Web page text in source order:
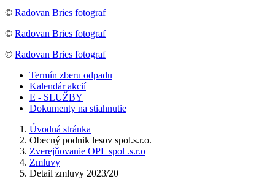
© Radovan Bries fotograf
© Radovan Bries fotograf
© Radovan Bries fotograf
Termín zberu odpadu
Kalendár akcií
E - SLUŽBY
Dokumenty na stiahnutie
Úvodná stránka
Obecný podnik lesov spol.s.r.o.
Zverejňovanie OPL spol .s.r.o
Zmluvy
Detail zmluvy 2023/20